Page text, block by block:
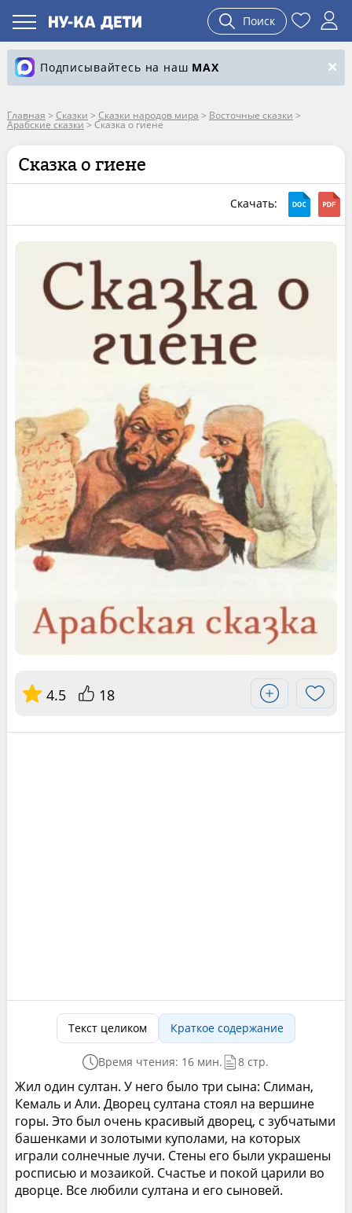
Поиск
Подписывайтесь на наш MAX
Главная > Сказки > Сказки народов мира > Восточные сказки >
Арабские сказки> Сказка о гиене
Сказка о гиене
Скачать:
4.5 18
Текст целиком Краткое содержание
Время чтения: 16 мин. 8 стр.
Жил один султан. У него было три сына: Слиман,
Кемаль и Али. Дворец султана стоял на вершине
горы. Это был очень красивый дворец, с зубчатыми
башенками и золотыми куполами, на которых
играли солнечные лучи. Стены его были украшены
росписью и мозаикой. Счастье и покой царили во
дворце. Все любили султана и его сыновей.